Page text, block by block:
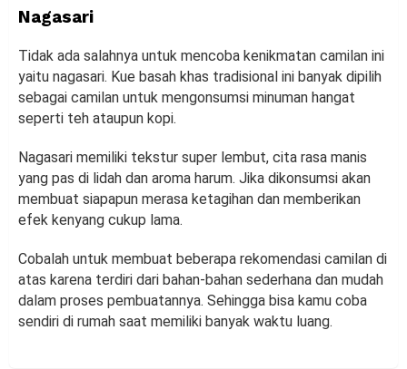
Nagasari
Tidak ada salahnya untuk mencoba kenikmatan camilan ini
yaitu nagasari. Kue basah khas tradisional ini banyak dipilih
sebagai camilan untuk mengonsumsi minuman hangat
seperti teh ataupun kopi.
Nagasari memiliki tekstur super lembut, cita rasa manis
yang pas di lidah dan aroma harum. Jika dikonsumsi akan
membuat siapapun merasa ketagihan dan memberikan
efek kenyang cukup lama.
Cobalah untuk membuat beberapa rekomendasi camilan di
atas karena terdiri dari bahan-bahan sederhana dan mudah
dalam proses pembuatannya. Sehingga bisa kamu coba
sendiri di rumah saat memiliki banyak waktu luang.